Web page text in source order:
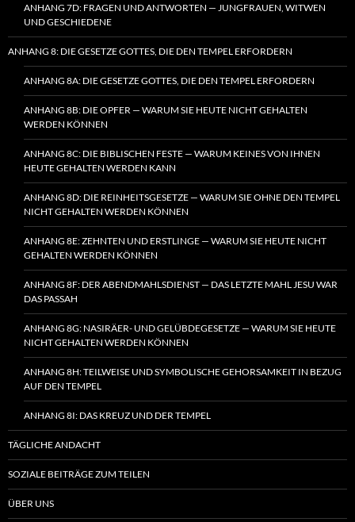
ANHANG 7D: FRAGEN UND ANTWORTEN — JUNGFRAUEN, WITWEN
UND GESCHIEDENE
ANHANG 8: DIE GESETZE GOTTES, DIE DEN TEMPEL ERFORDERN
ANHANG 8A: DIE GESETZE GOTTES, DIE DEN TEMPEL ERFORDERN
ANHANG 8B: DIE OPFER — WARUM SIE HEUTE NICHT GEHALTEN
WERDEN KÖNNEN
ANHANG 8C: DIE BIBLISCHEN FESTE — WARUM KEINES VON IHNEN
HEUTE GEHALTEN WERDEN KANN
ANHANG 8D: DIE REINHEITSGESETZE — WARUM SIE OHNE DEN TEMPEL
NICHT GEHALTEN WERDEN KÖNNEN
ANHANG 8E: ZEHNTEN UND ERSTLINGE — WARUM SIE HEUTE NICHT
GEHALTEN WERDEN KÖNNEN
ANHANG 8F: DER ABENDMAHLSDIENST — DAS LETZTE MAHL JESU WAR
DAS PASSAH
ANHANG 8G: NASIRÄER- UND GELÜBDEGESETZE — WARUM SIE HEUTE
NICHT GEHALTEN WERDEN KÖNNEN
ANHANG 8H: TEILWEISE UND SYMBOLISCHE GEHORSAMKEIT IN BEZUG
AUF DEN TEMPEL
ANHANG 8I: DAS KREUZ UND DER TEMPEL
TÄGLICHE ANDACHT
SOZIALE BEITRÄGE ZUM TEILEN
ÜBER UNS